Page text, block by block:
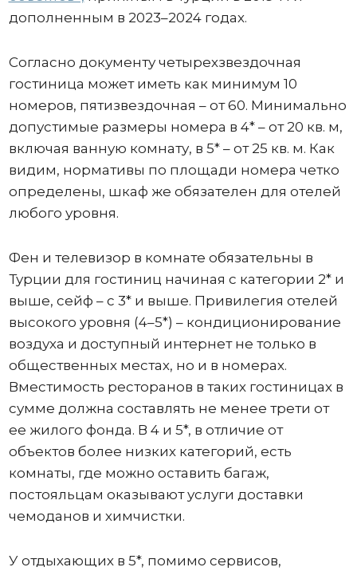
дополненным в 2023–2024 годах.
Согласно документу четырехзвездочная
гостиница может иметь как минимум 10
номеров, пятизвездочная – от 60. Минимально
допустимые размеры номера в 4* – от 20 кв. м,
включая ванную комнату, в 5* – от 25 кв. м. Как
видим, нормативы по площади номера четко
определены, шкаф же обязателен для отелей
любого уровня.
Фен и телевизор в комнате обязательны в
Турции для гостиниц начиная с категории 2* и
выше, сейф – с 3* и выше. Привилегия отелей
высокого уровня (4–5*) – кондиционирование
воздуха и доступный интернет не только в
общественных местах, но и в номерах.
Вместимость ресторанов в таких гостиницах в
сумме должна составлять не менее трети от
ее жилого фонда. В 4 и 5*, в отличие от
объектов более низких категорий, есть
комнаты, где можно оставить багаж,
постояльцам оказывают услуги доставки
чемоданов и химчистки.
У отдыхающих в 5*, помимо сервисов,